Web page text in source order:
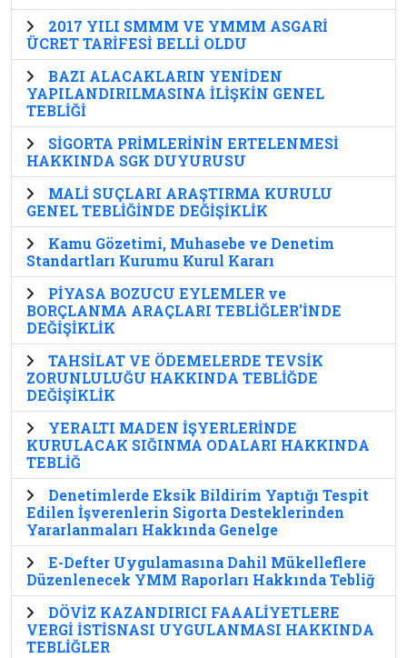
2017 YILI SMMM VE YMMM ASGARİ
ÜCRET TARİFESİ BELLİ OLDU
BAZI ALACAKLARIN YENİDEN
YAPILANDIRILMASINA İLİŞKİN GENEL
TEBLİĞİ
SİGORTA PRİMLERİNİN ERTELENMESİ
HAKKINDA SGK DUYURUSU
MALİ SUÇLARI ARAŞTIRMA KURULU
GENEL TEBLİĞİNDE DEĞİŞİKLİK
Kamu Gözetimi, Muhasebe ve Denetim
Standartları Kurumu Kurul Kararı
PİYASA BOZUCU EYLEMLER ve
BORÇLANMA ARAÇLARI TEBLİĞLER'İNDE
DEĞİŞİKLİK
TAHSİLAT VE ÖDEMELERDE TEVSİK
ZORUNLULUĞU HAKKINDA TEBLİĞDE
DEĞİŞİKLİK
YERALTI MADEN İŞYERLERİNDE
KURULACAK SIĞINMA ODALARI HAKKINDA
TEBLİĞ
Denetimlerde Eksik Bildirim Yaptığı Tespit
Edilen İşverenlerin Sigorta Desteklerinden
Yararlanmaları Hakkında Genelge
E-Defter Uygulamasına Dahil Mükelleflere
Düzenlenecek YMM Raporları Hakkında Tebliğ
DÖVİZ KAZANDIRICI FAAALİYETLERE
VERGİ İSTİSNASI UYGULANMASI HAKKINDA
TEBLİĞLER